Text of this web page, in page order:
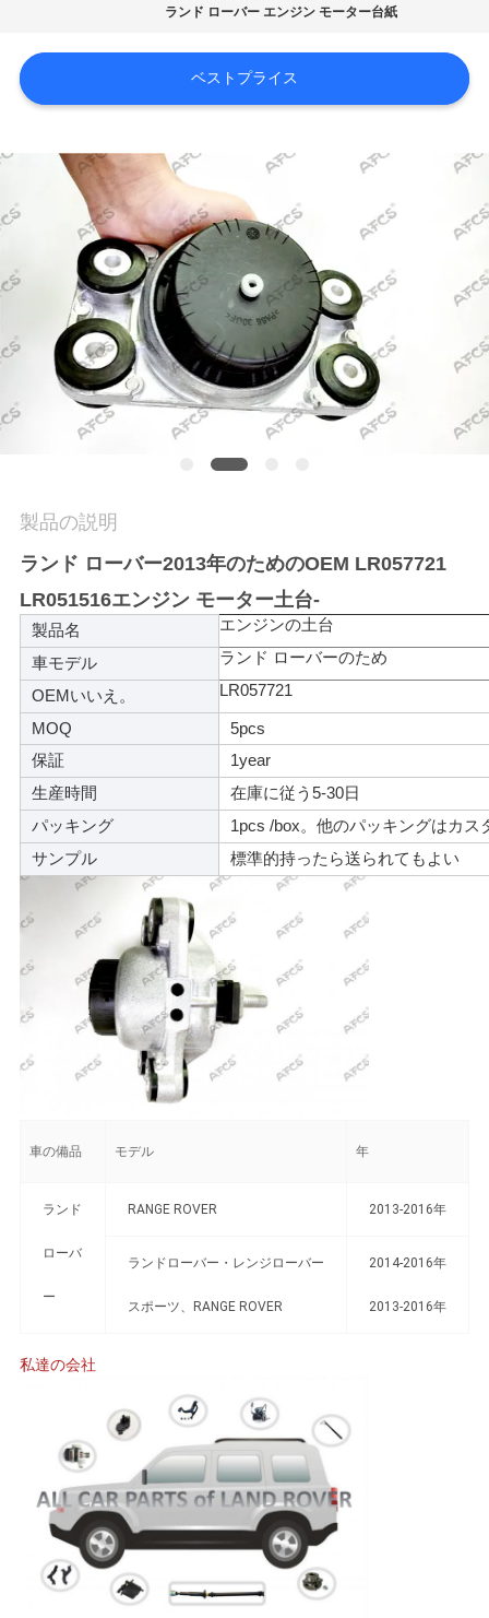
場
学
品
質
管
理
い
合
わ
せ
ニ
ュ
ス
を
求
て
く
だ
さ
ランド ローバー エンジン モーター台紙
ベストプライス
製品の説明
ランド ローバー2013年のためのOEM LR057721
LR051516エンジン モーター土台-
製品名 エンジンの土台
車モデル ランド ローバーのため
OEMいいえ。 LR057721
MOQ
5pcs
保証
1year
生産時間
在庫に従う5-30日
パッキング
1pcs /box。他のパッキングはカス
サンプル
標準的持ったら送られてもよい
車の備品 モデル 年
ランド
ローバ
ー
RANGE ROVER 2013-2016年
ランドローバー・レンジローバー
スポーツ、RANGE ROVER
2014-2016年
2013-2016年
私達の会社